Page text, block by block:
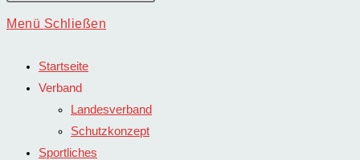
umschalten
durchsuchen
Menü Schließen
Startseite
Verband
Landesverband
Schutzkonzept
Sportliches